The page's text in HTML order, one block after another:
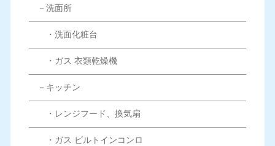
－洗面所
・洗面化粧台
・ガス 衣類乾燥機
－キッチン
・レンジフード、換気扇
・ガス ビルトインコンロ